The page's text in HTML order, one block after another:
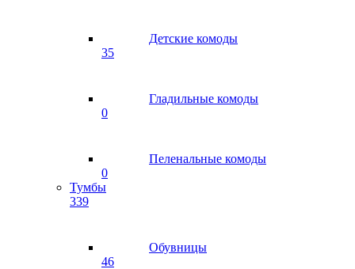
Детские комоды
35
Гладильные комоды
0
Пеленальные комоды
0
Тумбы
339
Обувницы
46